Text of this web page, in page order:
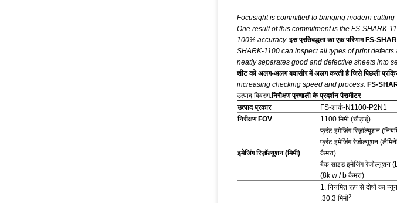
Focusight is committed to bringing modern
One result of this commitment is the FS-SHARK-
100% accuracy. इस प्रतिबद्धता का एक परिणाम FS-
SHARK-1100 can inspect all types of print defects
neatly separates good and defective sheets into
शीट को अलग-अलग बवासीर में अलग करती है जिसे पिछली
increasing checking speed and process. FS-
उत्पाद विवरण:निरीक्षण प्रणाली के प्रदर्शन पैरामीटर
उत्पाद प्रकार
FS-शार्क-N1100-P2N1
निरीक्षण FOV
1100 मिमी (चौड़ाई)
इमेजिंग रिज़ॉल्यूशन (मिमी)
फ्रंट इमेजिंग रिज़ॉल्यूशन
फ्रंट इमेजिंग रेजोल्यूशन
कैमरा)
बैक साइड इमेजिंग रेजोल्यूशन
(8k w / b कैमरा)
1. नियमित रूप से दोषों का
.30.3 मिमी2